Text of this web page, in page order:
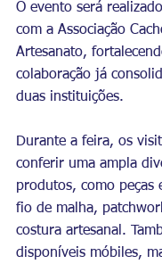
O evento será
com a Associação
Artesanato,
colaboração já
duas instituições.
Durante a feira, os
conferir uma ampla
produtos, como peças
fio de malha,
costura artesanal.
disponíveis móbiles,